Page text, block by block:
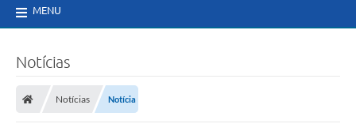
MENU
Notícias
Notícias Notícia